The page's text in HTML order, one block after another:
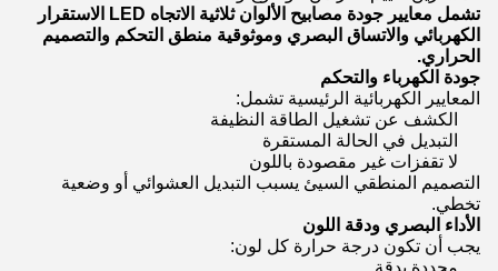
تشمل معايير جودة مصابيح الألوان ثلاثية الاتجاه LED الاستقرار
الكهربائي والاتساق البصري وموثوقية منطق التحكم والتصميم
الحراري.
جودة الكهرباء والتحكم
المعايير الكهربائية الرئيسية تشمل:
الكشف عن تشغيل الطاقة النظيفة
التبديل في الحالة المستقرة
لا تقفزات غير مقصودة باللون
التصميم المنطقي السيئ يسبب التبديل العشوائي أو وضعية
تخطي.
الأداء البصري ودقة اللون
يجب أن تكون درجة حرارة كل لون:
محددة بدقة